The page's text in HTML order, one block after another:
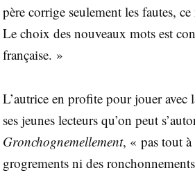
père cor­rige seule­ment les fautes,
Le choix des nou­veaux mots est
française. »
L’autrice en pro­fite pour jouer
ses jeunes lec­teurs qu’on peut
Gron­cho­gne­mel­le­ment, « pas tout à
gro­gre­ments ni des